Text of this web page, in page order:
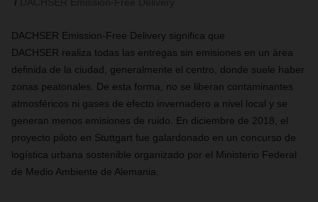
DACHSER Emission-Free Delivery significa que
DACHSER realiza todas las entregas sin emisiones en un área
definida de la ciudad, generalmente el centro, donde suele haber
zonas peatonales. De esta forma, no se liberan contaminantes
atmosféricos ni gases de efecto invernadero a nivel local y se
generan menos emisiones de ruido. En diciembre de 2018, el
proyecto piloto en Stuttgart fue galardonado en un concurso de
logística urbana sostenible organizado por el Ministerio Federal
de Medio Ambiente de Alemania.